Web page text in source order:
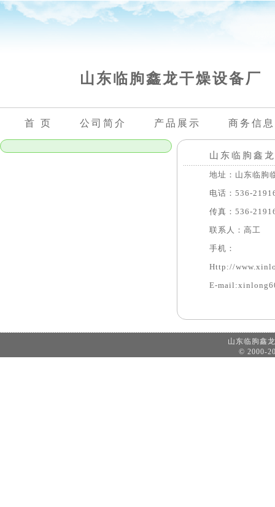
山东临朐鑫龙干燥设备厂
首 页 公司简介 产品展示 商务信息
山东临朐鑫
地址：山东临朐临
电话：536-
传真：536-
联系人：高
手机：
Http://
E-
山东临朐
© 2000-